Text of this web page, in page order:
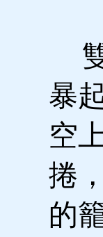
雙
暴
空
捲
的